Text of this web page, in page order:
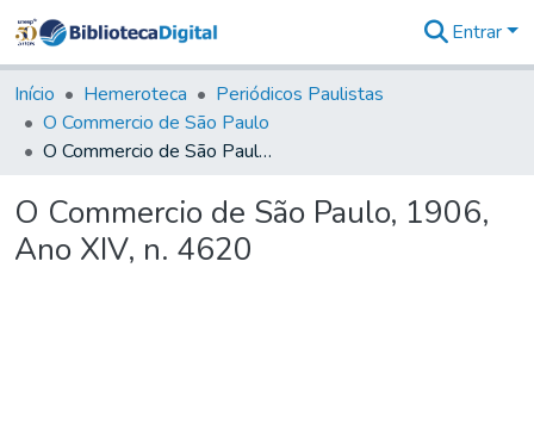
&
Coleções
Tudo na
Biblioteca
Estatísticas
Entrar
Início Hemeroteca
Periódicos Paulistas
O Commercio de São Paulo
O Commercio de São Paulo, 1906, Ano XIV, n. 4620
O Commercio de São Paulo, 1906,
Ano XIV, n. 4620